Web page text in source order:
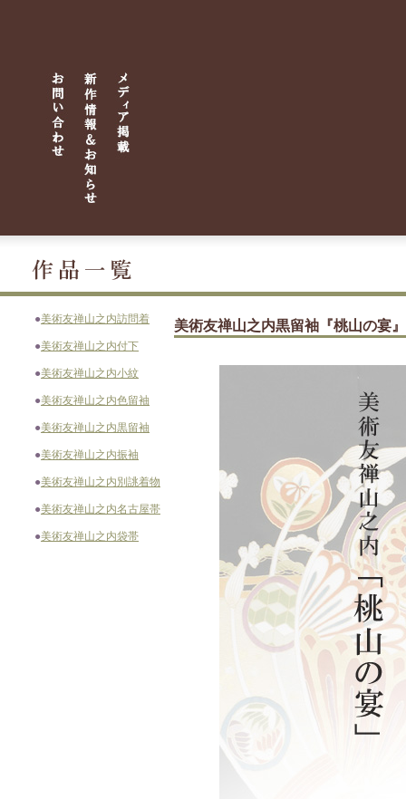
●美術友禅山之内訪問着
●美術友禅山之内付下
●美術友禅山之内小紋
●美術友禅山之内色留袖
●美術友禅山之内黒留袖
●美術友禅山之内振袖
●美術友禅山之内別誂着物
●美術友禅山之内名古屋帯
●美術友禅山之内袋帯
美術友禅山之内黒留袖『桃山の宴